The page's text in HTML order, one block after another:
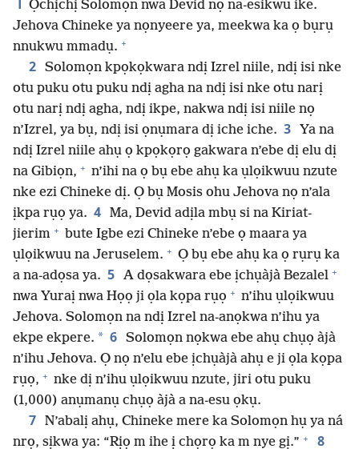
Ọchịchị Solomọn nwa Devid nọ na-esikwu ike.
Jehova Chineke ya nọnyeere ya, meekwa ka ọ bụrụ
nnukwu mmadụ. +
2 Solomọn kpọkọkwara ndị Izrel niile, ndị isi nke
otu puku otu puku ndị agha na ndị isi nke otu narị
otu narị ndị agha, ndị ikpe, nakwa ndị isi niile nọ
n’Izrel, ya bụ, ndị isi ọnụmara dị iche iche. 3
Ya na
ndị Izrel niile ahụ ọ kpọkọrọ gakwara n’ebe dị elu dị
na Gibiọn, + n’ihi na ọ bụ ebe ahụ ka ụlọikwuu nzute
nke ezi Chineke dị. Ọ bụ Mosis ohu Jehova nọ n’ala
ịkpa rụọ ya. 4 Ma, Devid adịla mbụ si na Kiriat-
jierim + bute Igbe ezi Chineke n’ebe ọ maara ya
ụlọikwuu na Jeruselem. + Ọ bụ ebe ahụ ka ọ rụrụ ka
a na-adọsa ya. 5 A dọsakwara ebe ịchụàjà Bezalel +
nwa Yuraị nwa Họọ ji ọla kọpa rụọ + n’ihu ụlọikwuu
Jehova. Solomọn na ndị Izrel na-anọkwa n’ihu ya
ekpe ekpere. * 6 Solomọn nọkwa ebe ahụ chụọ àjà
n’ihu Jehova. Ọ nọ n’elu ebe ịchụàjà ahụ e ji ọla kọpa
rụọ, + nke dị n’ihu ụlọikwuu nzute, jiri otu puku
(1,000) anụmanụ chụọ àjà a na-esu ọkụ.
7 N’abalị ahụ, Chineke mere ka Solomọn hụ ya ná
nrọ, sịkwa ya: “Rịọ m ihe ị chọrọ ka m nye gị.” + 8